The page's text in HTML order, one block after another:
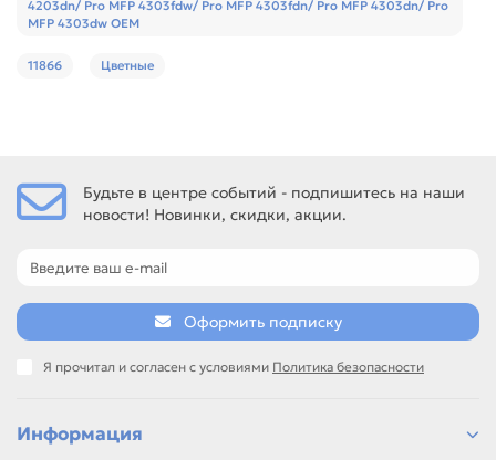
4203dn/ Pro MFP 4303fdw/ Pro MFP 4303fdn/ Pro MFP 4303dn/ Pro
MFP 4303dw OEM
11866 Цветные
Будьте в центре событий - подпишитесь на наши
новости! Новинки, скидки, акции.
Оформить подписку
Я прочитал и согласен с условиями Политика безопасности
Информация